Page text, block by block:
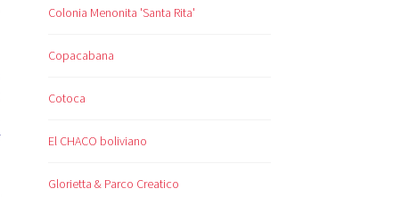
Colonia Menonita 'Santa Rita'
Copacabana
Cotoca
El CHACO boliviano
Glorietta & Parco Creatico